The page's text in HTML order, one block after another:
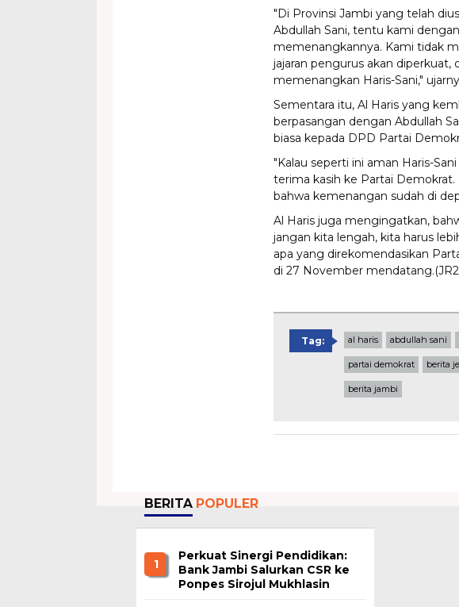
"Di Provinsi Jambi yang telah
Abdullah Sani, tentu kami
memenangkannya. Kami tidak
jajaran pengurus akan
memenangkan Haris-Sani,"
Sementara itu, Al Haris yang
berpasangan dengan Abdullah
biasa kepada DPD Partai
"Kalau seperti ini aman Haris-
terima kasih ke Partai Demokrat.
bahwa kemenangan sudah di
Al Haris juga mengingatkan,
jangan kita lengah, kita harus
apa yang direkomendasikan
di 27 November
Tag: al haris abdullah sani
partai demokrat berita
berita jambi
BERITA POPULER
1
Perkuat Sinergi Pendidikan:
Bank Jambi Salurkan CSR ke
Ponpes Sirojul Mukhlasin